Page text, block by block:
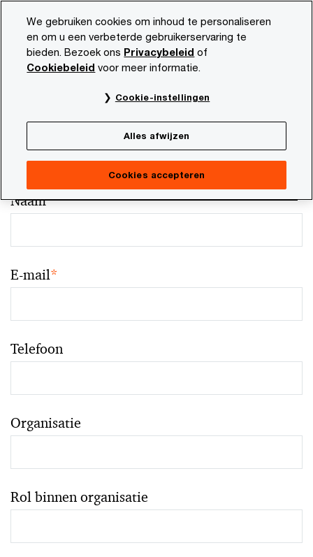
content
footer
Your comments & suggestions
Required fields are marked with an asterisk(
Mathieu Rosier
Naam*
E-mail*
Telefoon
Organisatie
Rol binnen organisatie
We gebruiken cookies om inhoud te personaliseren
en om u een verbeterde gebruikerservaring te
bieden. Bezoek ons Privacybeleid of
Cookiebeleid voor meer informatie.
Cookie-instellingen
Alles afwijzen
Cookies accepteren